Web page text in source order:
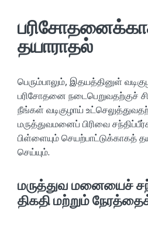
தயாராதல்
பெரும்பாலும், இதயத்தினுள்
பரிசோதனை நடைபெறுவதற்குச்
நீங்கள் வடிகுழாய்
மருத்துவமனைப் பிரிவை
பிள்ளையும் செயற்பாட்டுக்காகத்
செய்யும்.
மருத்துவ மனையைச்
திகதி மற்றும்